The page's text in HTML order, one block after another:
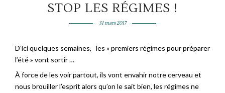
STOP LES RÉGIMES !
31 mars 2017
D’ici quelques semaines, les « premiers régimes pour préparer
l’été » vont sortir …
À force de les voir partout, ils vont envahir notre cerveau et
nous brouiller l’esprit alors qu’on le sait bien, les régimes ne